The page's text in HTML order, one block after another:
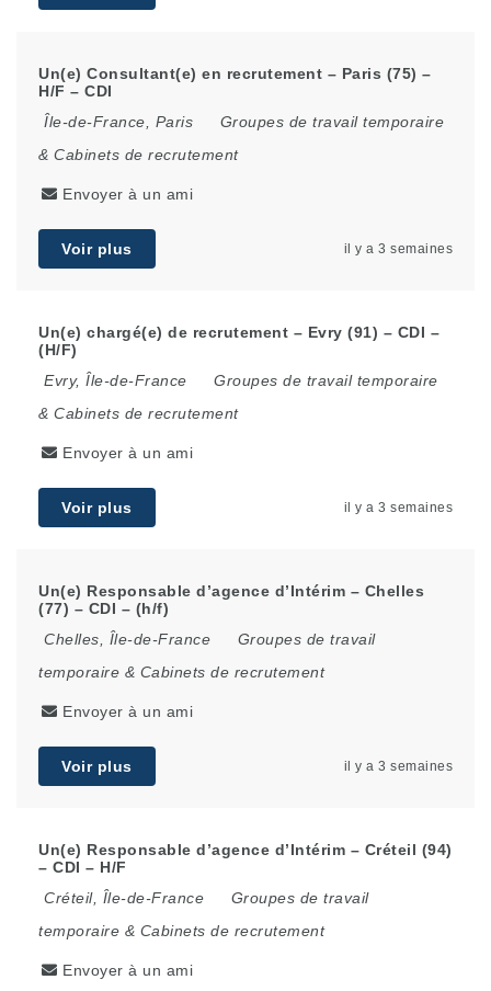
Un(e) Consultant(e) en recrutement – Paris (75) –
H/F – CDI
Île-de-France
Paris
Groupes de travail temporaire
& Cabinets de recrutement
Envoyer à un ami
Voir plus il y a 3 semaines
Un(e) chargé(e) de recrutement – Evry (91) – CDI –
(H/F)
Evry, Île-de-France
Groupes de travail temporaire
& Cabinets de recrutement
Envoyer à un ami
Voir plus il y a 3 semaines
Un(e) Responsable d’agence d’Intérim – Chelles
(77) – CDI – (h/f)
Chelles
Île-de-France
Groupes de travail
temporaire & Cabinets de recrutement
Envoyer à un ami
Voir plus il y a 3 semaines
Un(e) Responsable d’agence d’Intérim – Créteil (94)
– CDI – H/F
Créteil, Île-de-France
Groupes de travail
temporaire & Cabinets de recrutement
Envoyer à un ami